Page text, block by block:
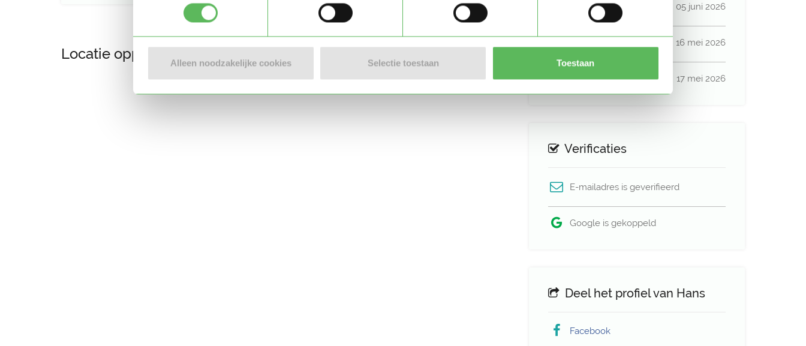
Alleen noodzakelijke cookies Selectie toestaan Toestaan
Laatste activiteit 05 juni 2026
16 mei 2026
Profiel bijgewerkt 17 mei 2026
Verificaties
E-mailadres is geverifieerd
Google is gekoppeld
Deel het profiel van Hans
Facebook
Locatie oppasadres (Amsterdam)